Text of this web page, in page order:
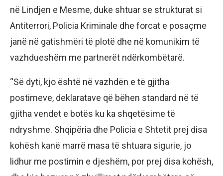
në Lindjen e Mesme, duke shtuar se strukturat si
Antiterrori, Policia Kriminale dhe forcat e posaçme
janë në gatishmëri të plotë dhe në komunikim të
vazhdueshëm me partnerët ndërkombëtarë.
“Së dyti, kjo është në vazhdën e të gjitha
postimeve, deklaratave që bëhen standard në të
gjitha vendet e botës ku ka shqetësime të
ndryshme. Shqipëria dhe Policia e Shtetit prej disa
kohësh kanë marrë masa të shtuara sigurie, jo
lidhur me postimin e djeshëm, por prej disa kohësh,